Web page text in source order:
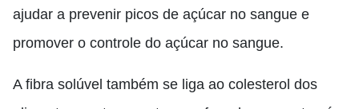
ajudar a prevenir picos de açúcar no sangue e
promover o controle do açúcar no sangue.
A fibra solúvel também se liga ao colesterol dos